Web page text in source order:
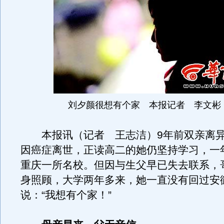
刘夕颜很想有个家 本报记者 李文
本报讯（记者 王志洁）9年前双亲离异
因癌症离世，正读高二的她仍坚持学习，一
重庆一所名校。但因与生父早已失去联系，
身照顾，大学两年多来，她一直没有回过安
说：“我想有个家！”